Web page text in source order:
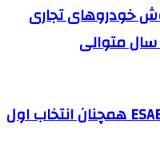
خودروهای تجاری
متوالی
چرا محصولات جوشکاری ESAB همچنان انتخاب اول